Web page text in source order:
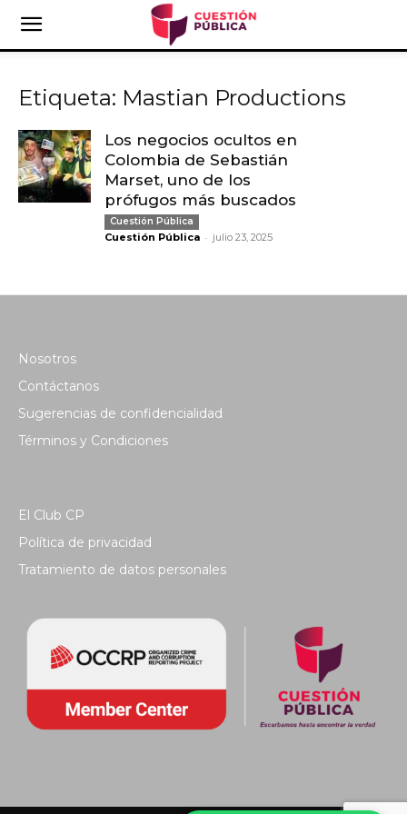
Etiqueta: Mastian Productions
Los negocios ocultos en
Colombia de Sebastián
Marset, uno de los
prófugos más buscados
Cuestión Pública
Cuestión Pública - julio 23, 2025
Nosotros
Contáctanos
Sugerencias de confidencialidad
Términos y Condiciones
El Club CP
Política de privacidad
Tratamiento de datos personales